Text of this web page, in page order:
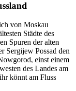
von Moskau
Städte des
Spuren der alten
Sergijew Possad den
einst einem
des Landes am
könnt am Fluss